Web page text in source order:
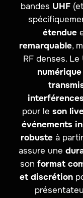
bandes UHF(et
étendue
remarquable,
RF denses. Le
interférences
pour le son
événements
robuste à
assure une
son format
et discrétion